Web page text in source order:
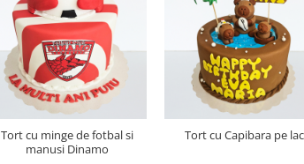
Tort cu minge de fotbal si
manusi Dinamo
Tort cu Capibara pe lac